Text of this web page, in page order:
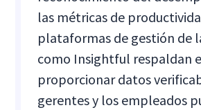
las métricas de
plataformas de gestión de
como Insightful respaldan
proporcionar datos
gerentes y los empleados